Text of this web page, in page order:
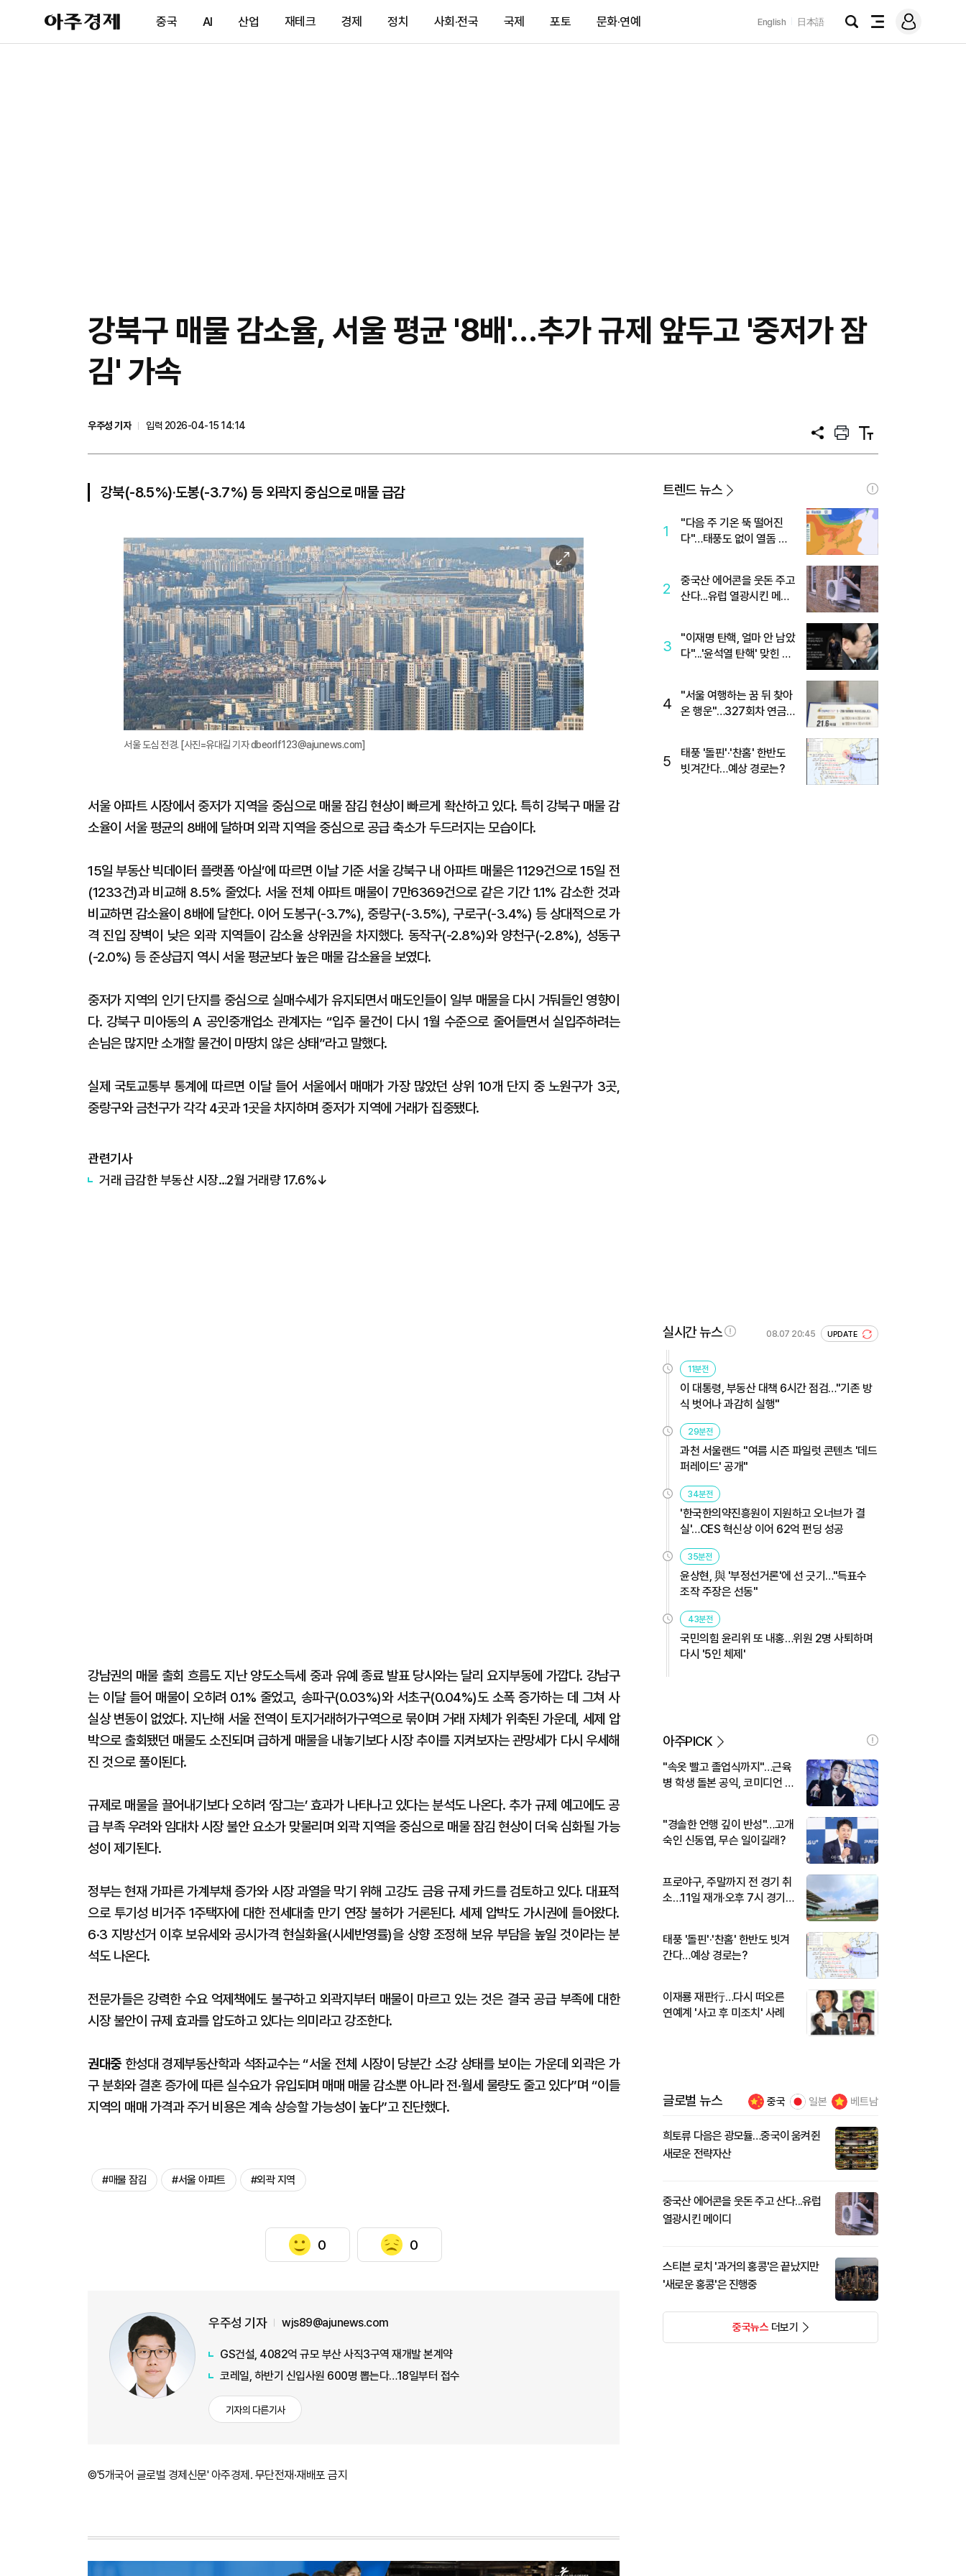
아
주
제
중국 AI 산업 재테크 경제 정치 사회·전국 국제 포토 문화·연예 English 日本語
검
전
메
그
강북구 매물 감소율, 서울 평균 '8배'…추가 규제 앞두고 '중저가 잠
김' 가속
우주성 기자
입력 2026-04-15 14:14
공
프
트
텍
트
강북(-8.5%)·도봉(-3.7%) 등 외곽지 중심으로 매물 급감
이
미
지
확
대
서울 도심 전경. [사진=유대길 기자 dbeorlf123@ajunews.com]
서울 아파트 시장에서 중저가 지역을 중심으로 매물 잠김 현상이 빠르게 확산하고 있다. 특히 강북구 매물 감
소율이 서울 평균의 8배에 달하며 외곽 지역을 중심으로 공급 축소가 두드러지는 모습이다.
15일 부동산 빅데이터 플랫폼 ‘아실’에 따르면 이날 기준 서울 강북구 내 아파트 매물은 1129건으로 15일 전
(1233건)과 비교해 8.5% 줄었다. 서울 전체 아파트 매물이 7만6369건으로 같은 기간 1.1% 감소한 것과
비교하면 감소율이 8배에 달한다. 이어 도봉구(-3.7%), 중랑구(-3.5%), 구로구(-3.4%) 등 상대적으로 가
격 진입 장벽이 낮은 외곽 지역들이 감소율 상위권을 차지했다. 동작구(-2.8%)와 양천구(-2.8%), 성동구
(-2.0%) 등 준상급지 역시 서울 평균보다 높은 매물 감소율을 보였다.
중저가 지역의 인기 단지를 중심으로 실매수세가 유지되면서 매도인들이 일부 매물을 다시 거둬들인 영향이
다. 강북구 미아동의 A 공인중개업소 관계자는 “입주 물건이 다시 1월 수준으로 줄어들면서 실입주하려는
손님은 많지만 소개할 물건이 마땅치 않은 상태”라고 말했다.
실제 국토교통부 통계에 따르면 이달 들어 서울에서 매매가 가장 많았던 상위 10개 단지 중 노원구가 3곳,
중랑구와 금천구가 각각 4곳과 1곳을 차지하며 중저가 지역에 거래가 집중됐다.
관련기사
거래 급감한 부동산 시장…2월 거래량 17.6%↓
강남권의 매물 출회 흐름도 지난 양도소득세 중과 유예 종료 발표 당시와는 달리 요지부동에 가깝다. 강남구
는 이달 들어 매물이 오히려 0.1% 줄었고, 송파구(0.03%)와 서초구(0.04%)도 소폭 증가하는 데 그쳐 사
실상 변동이 없었다. 지난해 서울 전역이 토지거래허가구역으로 묶이며 거래 자체가 위축된 가운데, 세제 압
박으로 출회됐던 매물도 소진되며 급하게 매물을 내놓기보다 시장 추이를 지켜보자는 관망세가 다시 우세해
진 것으로 풀이된다.
규제로 매물을 끌어내기보다 오히려 ‘잠그는’ 효과가 나타나고 있다는 분석도 나온다. 추가 규제 예고에도 공
급 부족 우려와 임대차 시장 불안 요소가 맞물리며 외곽 지역을 중심으로 매물 잠김 현상이 더욱 심화될 가능
성이 제기된다.
정부는 현재 가파른 가계부채 증가와 시장 과열을 막기 위해 고강도 금융 규제 카드를 검토하고 있다. 대표적
으로 투기성 비거주 1주택자에 대한 전세대출 만기 연장 불허가 거론된다. 세제 압박도 가시권에 들어왔다.
6·3 지방선거 이후 보유세와 공시가격 현실화율(시세반영률)을 상향 조정해 보유 부담을 높일 것이라는 분
석도 나온다.
전문가들은 강력한 수요 억제책에도 불구하고 외곽지부터 매물이 마르고 있는 것은 결국 공급 부족에 대한
시장 불안이 규제 효과를 압도하고 있다는 의미라고 강조한다.
권대중한성대 경제부동산학과 석좌교수는 “서울 전체 시장이 당분간 소강 상태를 보이는 가운데 외곽은 가
구 분화와 결혼 증가에 따른 실수요가 유입되며 매매 매물 감소뿐 아니라 전·월세 물량도 줄고 있다”며 “이들
지역의 매매 가격과 주거 비용은 계속 상승할 가능성이 높다”고 진단했다.
#매물 잠김 #서울 아파트 #외곽 지역
0 0
우주성 기자 wjs89@ajunews.com
GS건설, 4082억 규모 부산 사직3구역 재개발 본계약
코레일, 하반기 신입사원 600명 뽑는다…18일부터 접수
기자의 다른기사
©'5개국어 글로벌 경제신문' 아주경제. 무단전재·재배포 금지
트렌드 뉴스
1
"다음 주 기온 뚝 떨어진
다"…태풍도 없이 열돔 박
2
중국산 에어콘을 웃돈 주고
산다...유럽 열광시킨 메이
3
"이재명 탄핵, 얼마 안 남았
다"...'윤석열 탄핵' 맞힌 무
4
"서울 여행하는 꿈 뒤 찾아
온 행운"…327회차 연금
5
태풍 '돌핀'·'찬홈' 한반도
빗겨간다…예상 경로는?
실시간 뉴스 08.07 20:45 UPDATE
11분전
이 대통령, 부동산 대책 6시간 점검…"기존 방
식 벗어나 과감히 실행"
29분전
과천 서울랜드 "여름 시즌 파일럿 콘텐츠 '데드
퍼레이드' 공개"
34분전
'한국한의약진흥원이 지원하고 오너브가 결
실'…CES 혁신상 이어 62억 펀딩 성공
35분전
윤상현, 與 '부정선거론'에 선 긋기…"득표수
조작 주장은 선동"
43분전
국민의힘 윤리위 또 내홍…위원 2명 사퇴하며
다시 '5인 체제'
아주PICK
"속옷 빨고 졸업식까지"…근육
병 학생 돌본 공익, 코미디언 김
"경솔한 언행 깊이 반성"…고개
숙인 신동엽, 무슨 일이길래?
프로야구, 주말까지 전 경기 취
소…11일 재개·오후 7시 경기
태풍 '돌핀'·'찬홈' 한반도 빗겨
간다…예상 경로는?
이재룡 재판行…다시 떠오른
연예계 '사고 후 미조치' 사례
글로벌 뉴스 중국 일본 베트남
희토류 다음은 광모듈…중국이 움켜쥔
새로운 전략자산
중국산 에어콘을 웃돈 주고 산다...유럽
열광시킨 메이디
스티븐 로치 '과거의 홍콩'은 끝났지만
'새로운 홍콩'은 진행중
중국뉴스더보기